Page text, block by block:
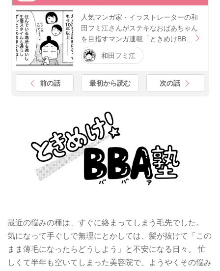
人気マンガ家・イラストレーターの和
田フミ江さんがステキなおばあちゃん
を目指すマンガ連載「ときめけBB…
和田フミ江
前の話 最初から読む 次の話
最近の悩みの種は、すぐに絡まってしまう毛先でした。
気になって手ぐしで無理にとかしては、髪が抜けて「この
まま薄毛になったらどうしよう」と不安になる日々。 忙
しくて半年も空いてしまった美容院で、ようやくその悩み